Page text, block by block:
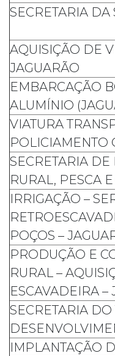
SECRETARIA
AQUISIÇÃO DE
JAGUARÃO
EMBARCAÇÃO
ALUMÍNIO
VIATURA
POLICIAMENTO
SECRETARIA
RURAL, PESCA
IRRIGAÇÃO –
POÇOS –
PRODUÇÃO E
RURAL –
ESCAVADEIRA –
SECRETARIA
IMPLANTAÇÃO